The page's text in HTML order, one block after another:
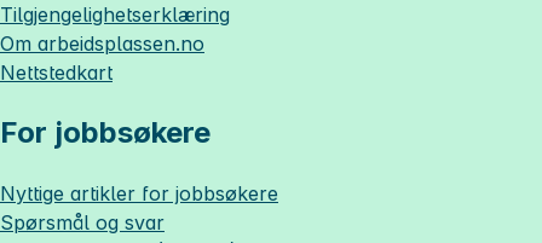
Tilgjengelighetserklæring
Om arbeidsplassen.no
Nettstedkart
For jobbsøkere
Nyttige artikler for jobbsøkere
Spørsmål og svar